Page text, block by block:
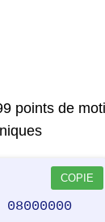
points de
COPIE
08000000